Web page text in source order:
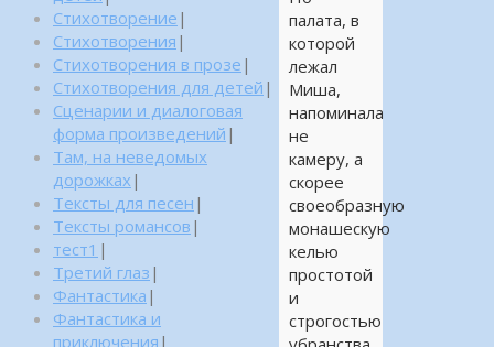
палата, в
которой
лежал
Миша,
напоминала
не
камеру, а
скорее
своеобразную
монашескую
келью
простотой
и
строгостью
Стихотворение |
Стихотворения |
Стихотворения в прозе |
Стихотворения для детей |
Сценарии и диалоговая
форма произведений |
Там, на неведомых
дорожках |
Тексты для песен |
Тексты романсов |
тест1 |
Третий глаз |
Фантастика |
Фантастика и
приключения |